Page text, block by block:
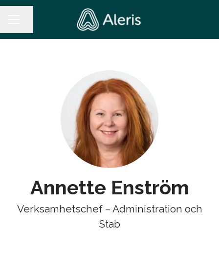
Annette Enström
Verksamhetschef – Administration och
Stab